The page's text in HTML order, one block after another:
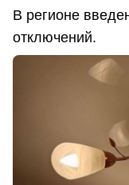
В регионе
отключений.